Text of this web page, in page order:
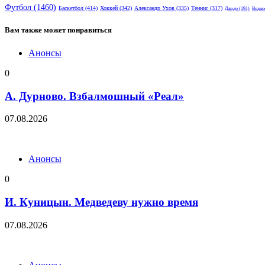
Футбол (1460) Баскетбол (414) Хоккей (342) Александр Ухов (335) Теннис (317) Дзюдо (191)
Вам также может понравиться
Анонсы
0
А. Дурново. Взбалмошный «Реал»
07.08.2026
Анонсы
0
И. Куницын. Медведеву нужно время
07.08.2026